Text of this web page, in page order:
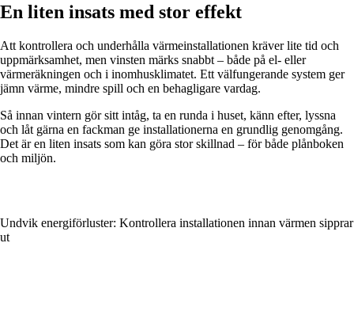
En liten insats med stor effekt
Att kontrollera och underhålla värmeinstallationen kräver lite tid och
uppmärksamhet, men vinsten märks snabbt – både på el- eller
värmeräkningen och i inomhusklimatet. Ett välfungerande system ger
jämn värme, mindre spill och en behagligare vardag.
Så innan vintern gör sitt intåg, ta en runda i huset, känn efter, lyssna
och låt gärna en fackman ge installationerna en grundlig genomgång.
Det är en liten insats som kan göra stor skillnad – för både plånboken
och miljön.
Undvik energiförluster: Kontrollera installationen innan värmen sipprar
ut